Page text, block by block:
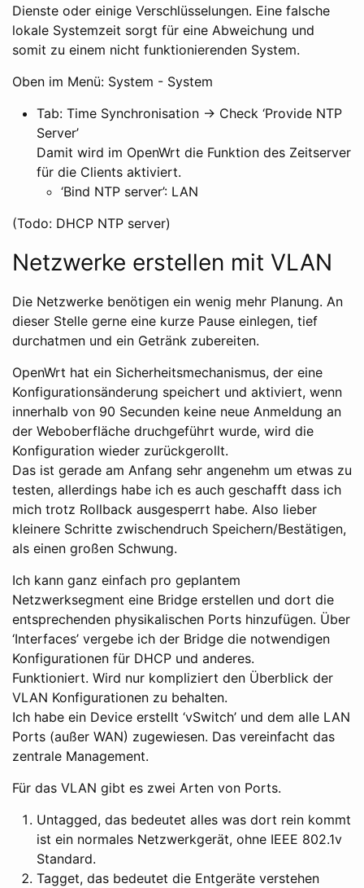
Dienste oder einige Verschlüsselungen. Eine falsche
lokale Systemzeit sorgt für eine Abweichung und
somit zu einem nicht funktionierenden System.
Oben im Menü: System - System
Tab: Time Synchronisation -> Check ‘Provide NTP
Server’
Damit wird im OpenWrt die Funktion des Zeitserver
für die Clients aktiviert.
‘Bind NTP server’: LAN
(Todo: DHCP NTP server)
Netzwerke erstellen mit VLAN
Die Netzwerke benötigen ein wenig mehr Planung. An
dieser Stelle gerne eine kurze Pause einlegen, tief
durchatmen und ein Getränk zubereiten.
OpenWrt hat ein Sicherheitsmechanismus, der eine
Konfigurationsänderung speichert und aktiviert, wenn
innerhalb von 90 Secunden keine neue Anmeldung an
der Weboberfläche druchgeführt wurde, wird die
Konfiguration wieder zurückgerollt.
Das ist gerade am Anfang sehr angenehm um etwas zu
testen, allerdings habe ich es auch geschafft dass ich
mich trotz Rollback ausgesperrt habe. Also lieber
kleinere Schritte zwischendruch Speichern/Bestätigen,
als einen großen Schwung.
Ich kann ganz einfach pro geplantem
Netzwerksegment eine Bridge erstellen und dort die
entsprechenden physikalischen Ports hinzufügen. Über
‘Interfaces’ vergebe ich der Bridge die notwendigen
Konfigurationen für DHCP und anderes.
Funktioniert. Wird nur kompliziert den Überblick der
VLAN Konfigurationen zu behalten.
Ich habe ein Device erstellt ‘vSwitch’ und dem alle LAN
Ports (außer WAN) zugewiesen. Das vereinfacht das
zentrale Management.
Für das VLAN gibt es zwei Arten von Ports.
Untagged, das bedeutet alles was dort rein kommt
ist ein normales Netzwerkgerät, ohne IEEE 802.1v
Standard.
Tagget, das bedeutet die Entgeräte verstehen